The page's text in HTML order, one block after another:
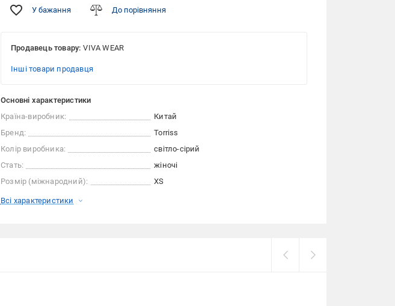
У бажання До порівняння
Продавець товару: VIVA WEAR
Інші товари продавця
Основні характеристики
Країна-виробник:
Китай
Бренд:
Torriss
Колір виробника:
світло-сірий
Стать:
жіночі
Розмір (міжнародний):
XS
Всі характеристики